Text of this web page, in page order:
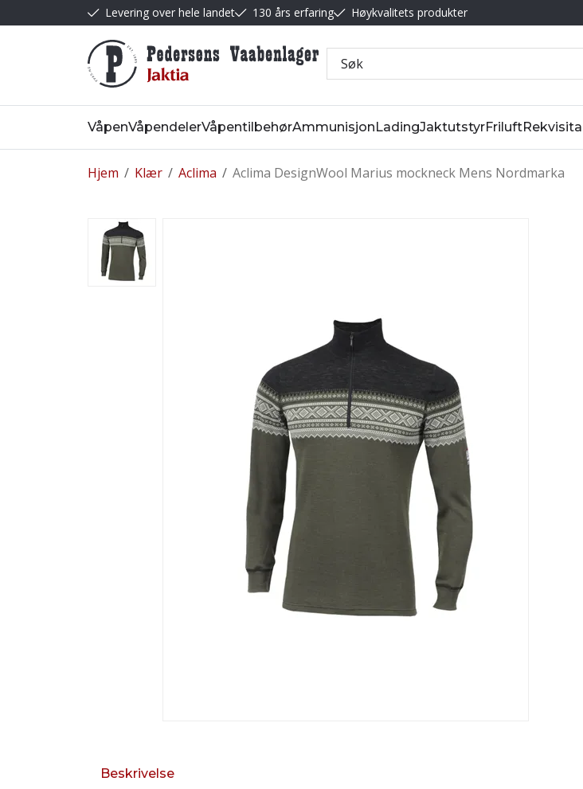
Levering over hele landet 130 års erfaring Høykvalitets produkter
VåpenVåpendelerVåpentilbehørAmmunisjonLadingJaktutstyrFriluftRekvisita
/
Hjem /
Klær /
Aclima Aclima DesignWool Marius mockneck Mens Nordmarka
Beskrivelse